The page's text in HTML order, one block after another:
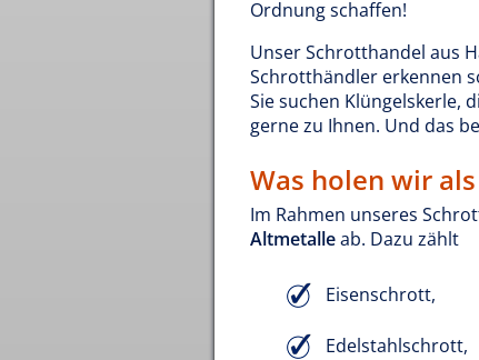
Ordnung schaffen!
Unser Schrotthandel aus
Schrotthändler erkennen
Sie suchen Klüngelskerle,
gerne zu Ihnen. Und das
Was holen wir
Im Rahmen unseres
Altmetalleab. Dazu zählt
Eisenschrott,
Edelstahlschrott,